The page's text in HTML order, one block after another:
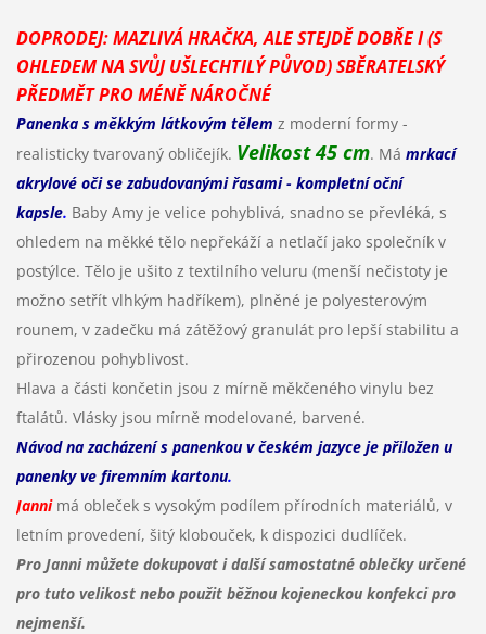
DOPRODEJ: MAZLIVÁ HRAČKA, ALE STEJDĚ DOBŘE I (S
OHLEDEM NA SVŮJ UŠLECHTILÝ PŮVOD) SBĚRATELSKÝ
PŘEDMĚT PRO MÉNĚ NÁROČNÉ
Panenka s měkkým látkovým tělem z moderní formy -
realisticky tvarovaný obličejík. Velikost 45 cm. Má mrkací
akrylové oči se zabudovanými řasami - kompletní oční
kapsle. Baby Amy je velice pohyblivá, snadno se převléká, s
ohledem na měkké tělo nepřekáží a netlačí jako společník v
postýlce. Tělo je ušito z textilního veluru (menší nečistoty je
možno setřít vlhkým hadříkem), plněné je polyesterovým
rounem, v zadečku má zátěžový granulát pro lepší stabilitu a
přirozenou pohyblivost.
Hlava a části končetin jsou z mírně měkčeného vinylu bez
ftalátů. Vlásky jsou mírně modelované, barvené.
Návod na zacházení s panenkou v českém jazyce je přiložen u
panenky ve firemním kartonu.
Jannimá obleček s vysokým podílem přírodních materiálů, v
letním provedení, šitý klobouček, k dispozici dudlíček.
Pro Janni můžete dokupovat i další samostatné oblečky určené
pro tuto velikost nebo použit běžnou kojeneckou konfekci pro
nejmenší.